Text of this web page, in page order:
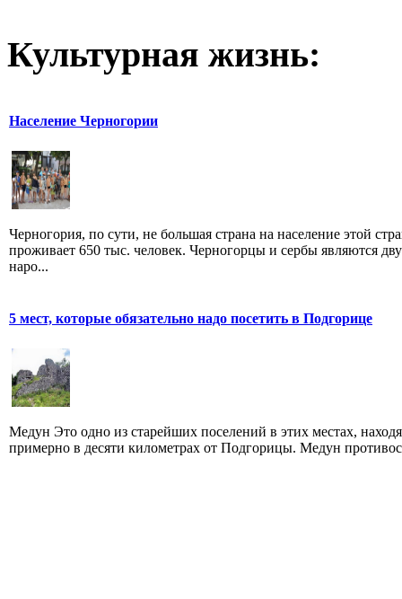
Культурная жизнь:
Население Черногории
Черногория, по сути, не большая страна на население этой
проживает 650 тыс. человек. Черногорцы и сербы являются
наро...
5 мест, которые обязательно надо посетить в Подгорице
Медун Это одно из старейших поселений в этих местах,
примерно в десяти километрах от Подгорицы. Медун